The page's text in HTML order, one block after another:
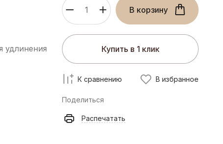
удлинения
В корзину
Купить в 1 клик
К сравнению В избранное
Поделиться
Распечатать